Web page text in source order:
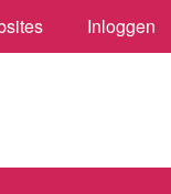
Inloggen